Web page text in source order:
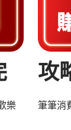
樂
攻
筆筆消